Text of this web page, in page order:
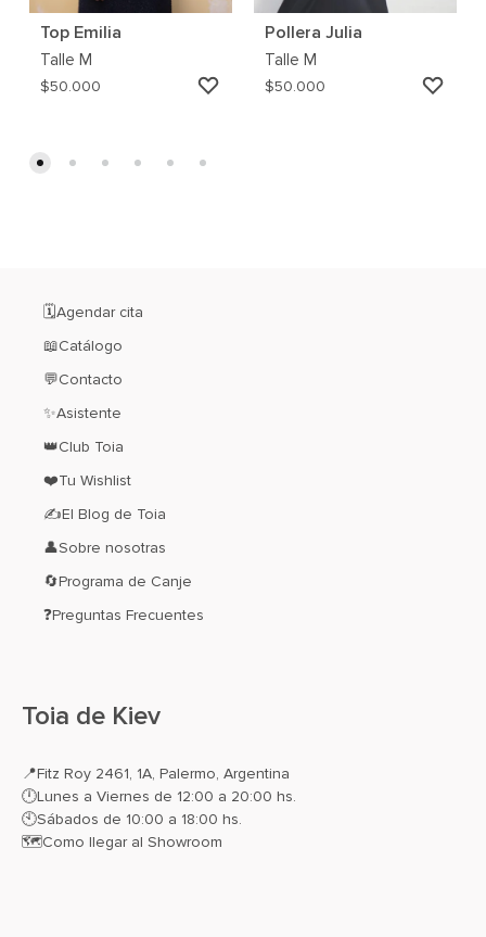
Top Emilia
Talle M
$50.000
AGREGAR
Pollera Julia
Talle M
$50.000
🗓️Agendar cita
📖Catálogo
💬Contacto
✨Asistente
👑Club Toia
❤️Tu Wishlist
✍El Blog de Toia
👤Sobre nosotras
🔄Programa de Canje
❓Preguntas Frecuentes
Toia de Kiev
📍Fitz Roy 2461, 1A, Palermo, Argentina
🕛Lunes a Viernes de 12:00 a 20:00 hs.
🕙Sábados de 10:00 a 18:00 hs.
🗺️Como llegar al Showroom